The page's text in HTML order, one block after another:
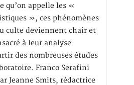
qu’on appelle les «
», ces phénomènes
culte deviennent chair et
à leur analyse
des nombreuses études
Franco Serafini
Jeanne Smits, rédactrice